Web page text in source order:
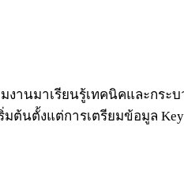
งานมาเรียนรู้เทคนิคและกระ
นตั้งแต่การเตรียมข้อมูล